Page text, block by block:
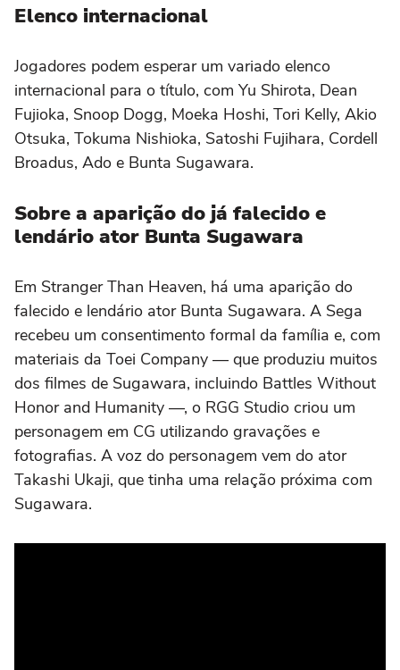
Elenco internacional
Jogadores podem esperar um variado elenco
internacional para o título, com Yu Shirota, Dean
Fujioka, Snoop Dogg, Moeka Hoshi, Tori Kelly, Akio
Otsuka, Tokuma Nishioka, Satoshi Fujihara, Cordell
Broadus, Ado e Bunta Sugawara.
Sobre a aparição do já falecido e
lendário ator Bunta Sugawara
Em Stranger Than Heaven, há uma aparição do
falecido e lendário ator Bunta Sugawara. A Sega
recebeu um consentimento formal da família e, com
materiais da Toei Company — que produziu muitos
dos filmes de Sugawara, incluindo Battles Without
Honor and Humanity —, o RGG Studio criou um
personagem em CG utilizando gravações e
fotografias. A voz do personagem vem do ator
Takashi Ukaji, que tinha uma relação próxima com
Sugawara.